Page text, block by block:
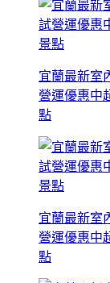
宜蘭最新室
營運優惠中
點
宜蘭最新室
營運優惠中
點